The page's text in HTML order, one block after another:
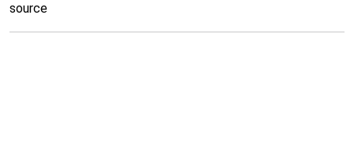
source